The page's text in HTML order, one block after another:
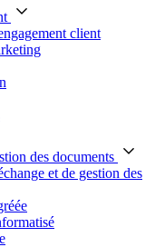
client
des documents
et de gestion des